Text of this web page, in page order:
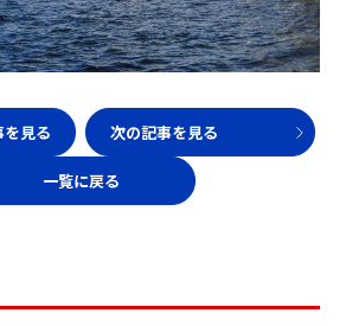
を見る
一覧に戻る
次の記事を見る